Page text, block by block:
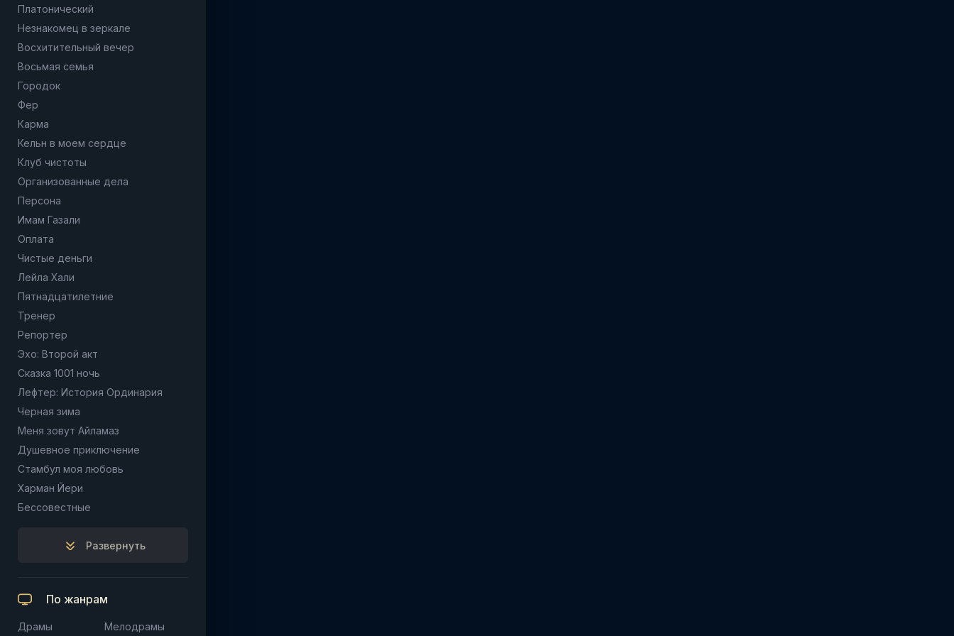
Платонический
Незнакомец в зеркале
Восхитительный вечер
Восьмая семья
Городок
Фер
Карма
Кельн в моем сердце
Клуб чистоты
Организованные дела
Персона
Имам Газали
Оплата
Чистые деньги
Лейла Хали
Пятнадцатилетние
Тренер
Репортер
Эхо: Второй акт
Сказка 1001 ночь
Лефтер: История Ординария
Черная зима
Меня зовут Айламаз
Душевное приключение
Стамбул моя любовь
Харман Йери
Бессовестные
Развернуть
По жанрам
Драмы Мелодрамы